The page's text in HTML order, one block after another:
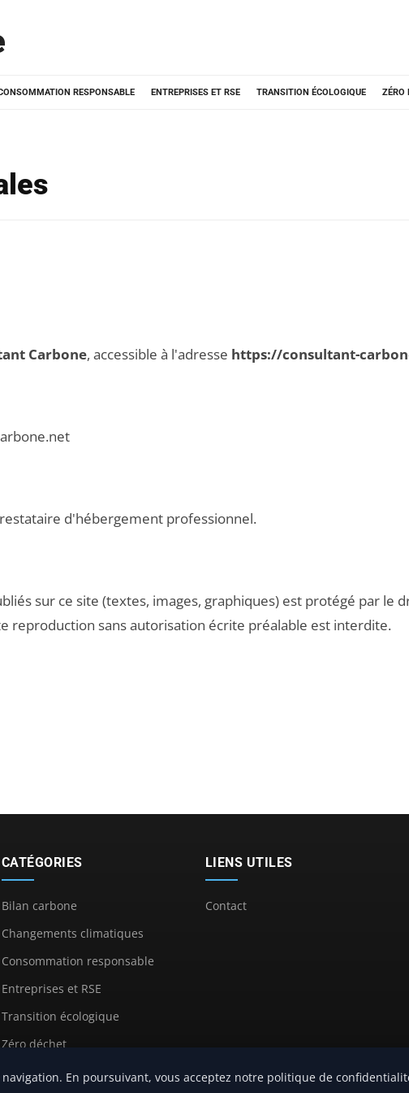
RESPONSABLE ENTREPRISES ET RSE TRANSITION ÉCOLOGIQUE ZÉRO
Carbone, accessible à l'adresse https://consultant-
d'hébergement professionnel.
sur ce site (textes, images, graphiques) est protégé par le
reproduction sans autorisation écrite préalable est interdite.
CATÉGORIES
Bilan carbone
Changements climatiques
Consommation responsable
Entreprises et RSE
Transition écologique
Zéro déchet
Énergies renouvelables
LIENS UTILES
Contact
En poursuivant, vous acceptez notre politique de